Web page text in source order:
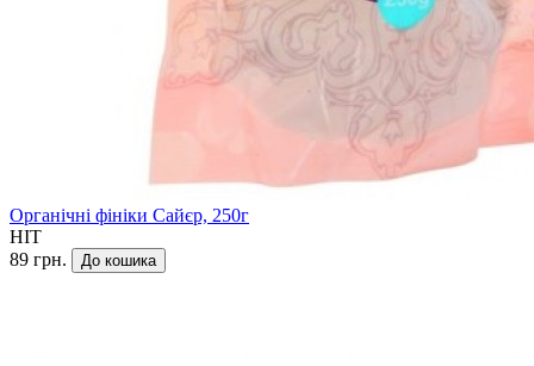
Органічні фініки Сайєр, 250г
HIT
89 грн.
До кошика